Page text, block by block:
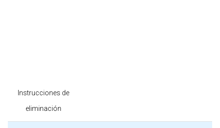
Instrucciones de
eliminación